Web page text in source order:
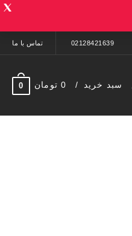
02128421639 تماس با ما
سبد خرید 0 تومان 0